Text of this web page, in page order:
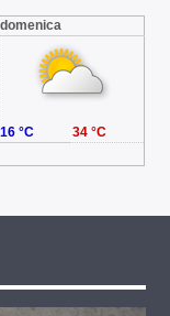
domenica
16 °C 34 °C